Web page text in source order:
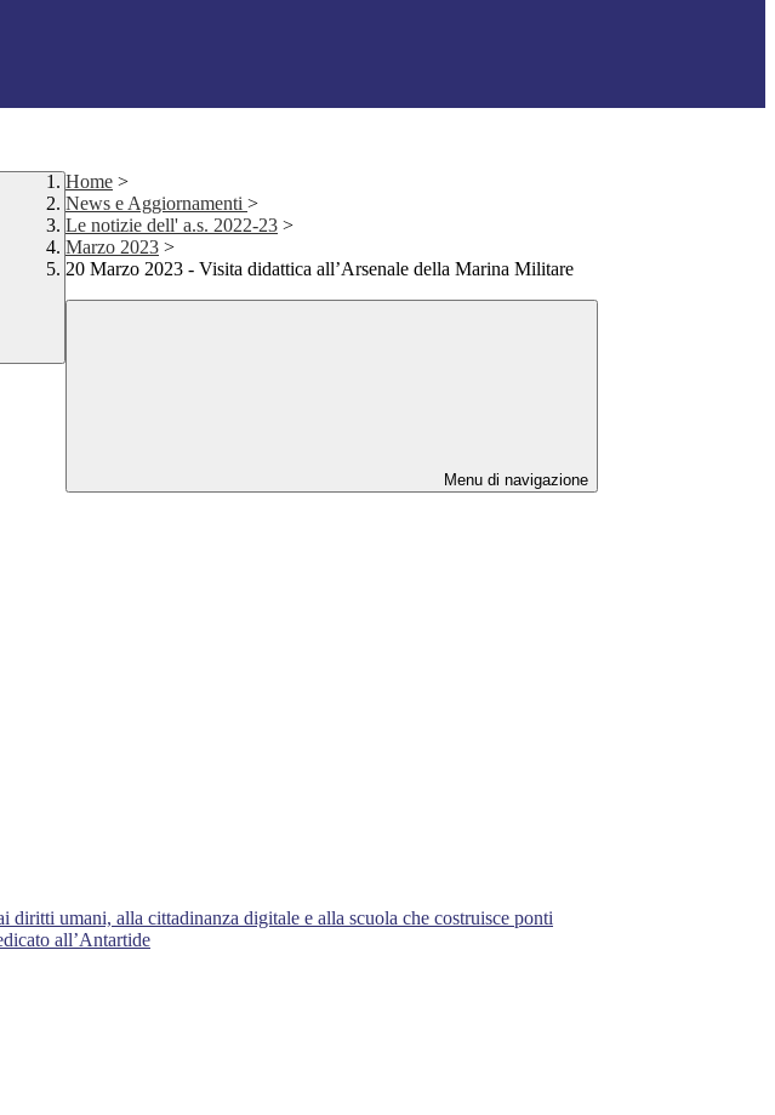
Home >
News e Aggiornamenti >
Le notizie dell' a.s. 2022-23 >
Marzo 2023 >
20 Marzo 2023 - Visita didattica all’Arsenale della Marina Militare
Menu di navigazione
umani, alla cittadinanza digitale e alla scuola che costruisce ponti
all’Antartide